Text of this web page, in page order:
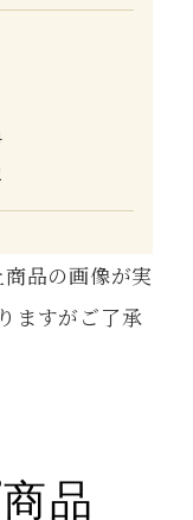
品の画像が実
ますがご了承
品